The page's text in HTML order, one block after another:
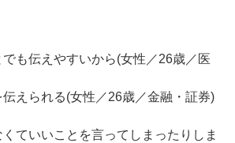
でも伝えやすいから(女性／26歳／医
伝えられる(女性／26歳／金融・証券)
ていいことを言ってしまったりしま